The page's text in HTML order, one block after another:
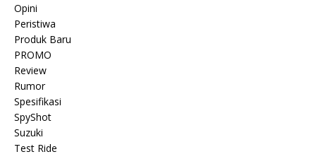
Opini
Peristiwa
Produk Baru
PROMO
Review
Rumor
Spesifikasi
SpyShot
Suzuki
Test Ride